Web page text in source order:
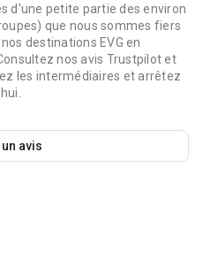
d'une petite partie des environ
que nous sommes fiers
destinations EVG en
nos avis Trustpilot et
les intermédiaires et arrêtez
avis